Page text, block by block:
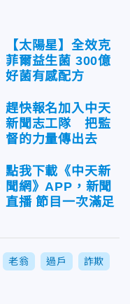
【太陽星】全效克
菲爾益生菌 300億
好菌有感配方
趕快報名加入中天
新聞志工隊 把監
督的力量傳出去
點我下載《中天新
聞網》APP，新聞
直播 節目一次滿足
老翁 過戶 詐欺